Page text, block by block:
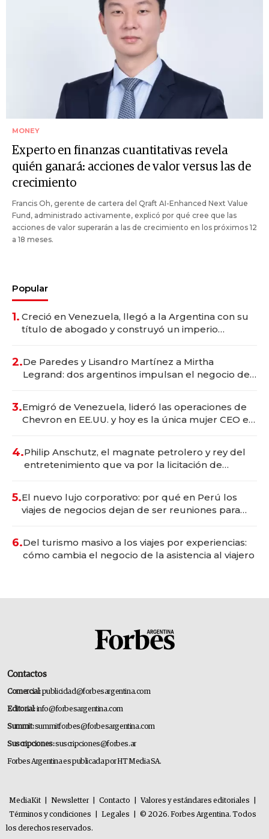
MONEY
Experto en finanzas cuantitativas revela
quién ganará: acciones de valor versus las de
crecimiento
Francis Oh, gerente de cartera del Qraft AI-Enhanced Next Value
Fund, administrado activamente, explicó por qué cree que las
acciones de valor superarán a las de crecimiento en los próximos 12
a 18 meses.
Popular
1. Creció en Venezuela, llegó a la Argentina con su
título de abogado y construyó un imperio
2.De Paredes y Lisandro Martínez a Mirtha
Legrand: dos argentinos impulsan el negocio del
3.Emigró de Venezuela, lideró las operaciones de
Chevron en EE.UU. y hoy es la única mujer CEO en
4.Philip Anschutz, el magnate petrolero y rey del
entretenimiento que va por la licitación de
5.El nuevo lujo corporativo: por qué en Perú los
viajes de negocios dejan de ser reuniones para
6.Del turismo masivo a los viajes por experiencias:
cómo cambia el negocio de la asistencia al viajero
Contactos
Comercial:publicidad@forbesargentina.com
Editorial:info@forbesargentina.com
Summit:summitforbes@forbesargentina.com
Suscripciones:suscripciones@forbes.ar
Forbes Argentina es publicada por HT Media SA.
MediaKit Newsletter Contacto Valores y estándares editoriales
Términos y condiciones
Legales
© 2026. Forbes Argentina. Todos
los derechos reservados.